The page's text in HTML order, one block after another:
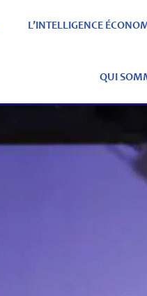
L’INTELLIGENCE
QUI